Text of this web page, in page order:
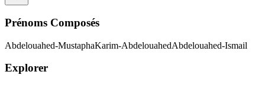
Prénoms Composés
Abdelouahed-MustaphaKarim-AbdelouahedAbdelouahed-Ismail
Explorer